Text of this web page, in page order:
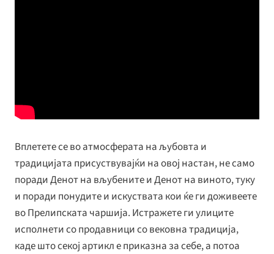
Вплетете се во атмосферата на љубовта и
традицијата присуствувајќи на овој настан, не само
поради Денот на вљубените и Денот на виното, туку
и поради понудите и искуствата кои ќе ги доживеете
во Прелипската чаршија. Истражете ги улиците
исполнети со продавници со вековна традиција,
каде што секој артикл е приказна за себе, а потоа